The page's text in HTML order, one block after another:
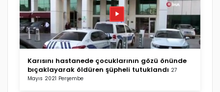
Karısını hastanede çocuklarının gözü önünde
bıçaklayarak öldüren şüpheli tutuklandı 27
Mayıs 2021 Perşembe